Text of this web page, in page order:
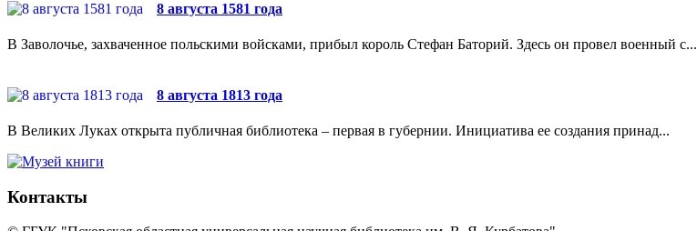
8 августа 1581 года
В Заволочье, захваченное польскими войсками, прибыл король Стефан Баторий. Здесь он провел военный с...
8 августа 1813 года
В Великих Луках открыта публичная библиотека – первая в губернии. Инициатива ее создания принад...
Контакты